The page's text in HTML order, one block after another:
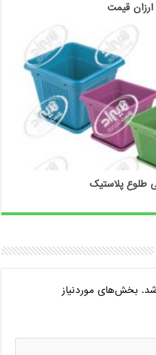
ارزان قیمت
طلوع پلاستیک
بخش‌های موردنیاز